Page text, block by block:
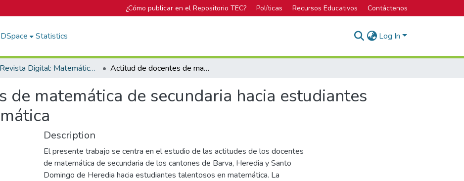
¿Cómo publicar en el Repositorio TEC? Políticas Recursos Educativos Contáctenos
Statistics Log In
Revista Digital: Matemática, Educación e Internet Actitud de docentes de matemática de secundaria hacia estudiantes talentosos en matemática
de matemática de secundaria hacia estudiantes
Description
El presente trabajo se centra en el estudio de las actitudes de los docentes
de matemática de secundaria de los cantones de Barva, Heredia y Santo
Domingo de Heredia hacia estudiantes talentosos en matemática. La